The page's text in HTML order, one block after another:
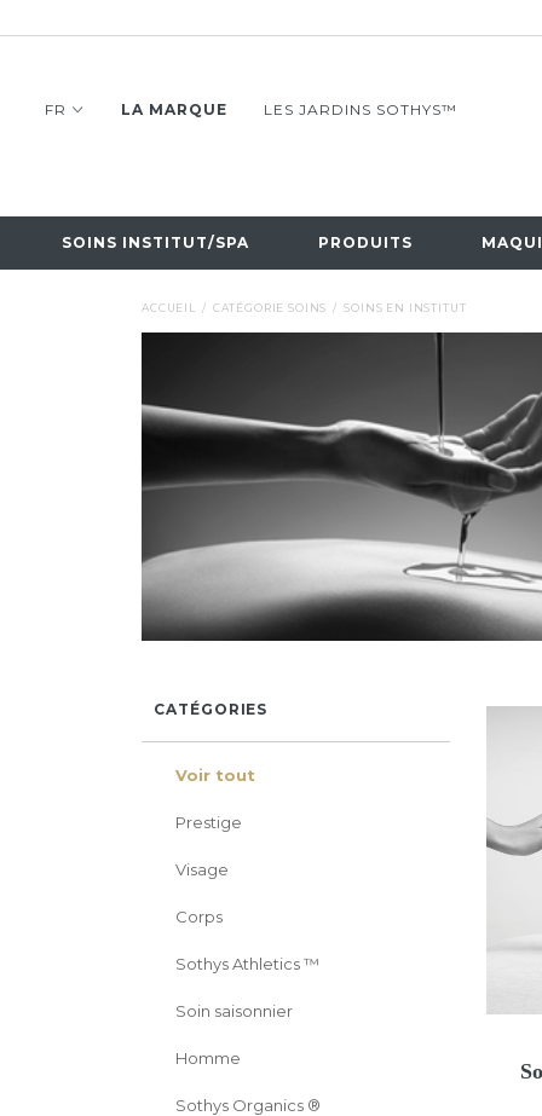
FR LA MARQUE LES JARDINS SOTHYS™
SOINS INSTITUT/SPA PRODUITS
ACCUEIL CATÉGORIE SOINS SOINS EN INSTITUT
CATÉGORIES
Voir tout
Prestige
Visage
Corps
Sothys Athletics ™
Soin saisonnier
Homme
Sothys Organics ®